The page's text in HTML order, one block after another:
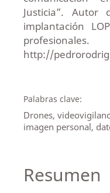
Justicia”. Autor
implantación
profesionales.
http://
Palabras clave:
Drones,
imagen personal,
Resumen